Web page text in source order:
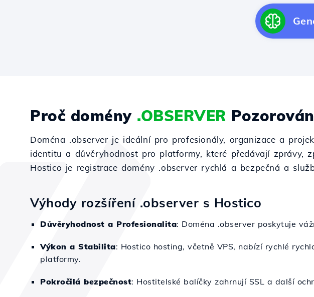
Proč domény .OBSERVER
Doména .observer je ideální pro profesionály, organizace a
identitu a důvěryhodnost pro platformy, které předávají zprávy,
Hostico je registrace domény .observer rychlá a bezpečná a
Výhody rozšíření .observer s Hostico
Důvěryhodnost a Profesionalita: Doména .observer poskytuje
Výkon a Stabilita: Hostico hosting, včetně VPS, nabízí rychlé
platformy.
Pokročilá bezpečnost: Hostitelské balíčky zahrnují SSL a další